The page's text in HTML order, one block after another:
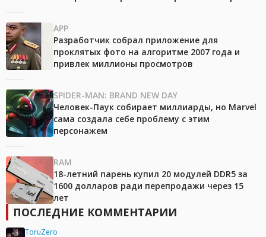
APP
Разработчик собрал приложение для
проклятых фото на алгоритме 2007 года и
привлек миллионы просмотров
SPIDER-MAN: BRAND NEW DAY
Человек-Паук собирает миллиарды, но Marvel
сама создала себе проблему с этим
персонажем
RAM
18-летний парень купил 20 модулей DDR5 за
1600 долларов ради перепродажи через 15
лет
ПОСЛЕДНИЕ КОММЕНТАРИИ
ToruZero